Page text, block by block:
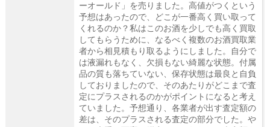
ーオールド」を売りました。高値がつくという
予想はあったので、どこが一番高く買い取って
くれるのか？私はこのお酒を少しでも高く買取
してもらうために、なるべく複数のお酒買取業
者から相見積もり取るようにしました。自分で
は液漏れもなく、欠損もない綺麗な状態。付属
品の質も落ちていない、保存状態は最良と自負
しておりましたので、そのあたりがどこまで査
定にプラスされるのかがポイントになると考え
ていました。予想通り、各業者が出す査定額の
差は、そのプラスされる査定の部分でした。や